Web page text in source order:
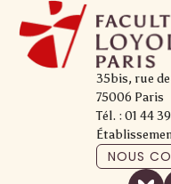
35bis, rue de
75006 Paris
Tél. : 01 44
NOUS